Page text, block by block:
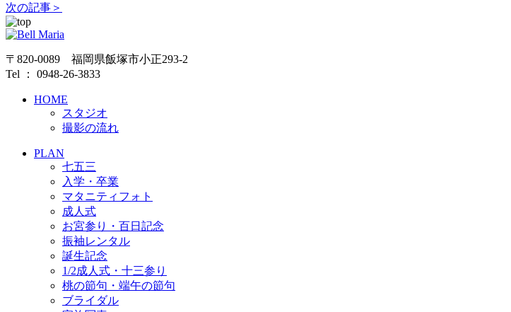
次の記事＞
〒820-0089 福岡県飯塚市小正293-2
Tel ： 0948-26-3833
HOME
スタジオ
撮影の流れ
PLAN
七五三
入学・卒業
マタニティフォト
成人式
お宮参り・百日記念
振袖レンタル
誕生記念
1/2成人式・十三参り
桃の節句・端午の節句
ブライダル